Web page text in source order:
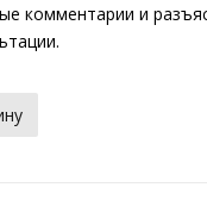
комментарии и